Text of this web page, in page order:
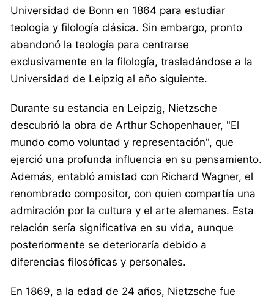
Universidad de Bonn en 1864 para estudiar
teología y filología clásica. Sin embargo, pronto
abandonó la teología para centrarse
exclusivamente en la filología, trasladándose a la
Universidad de Leipzig al año siguiente.
Durante su estancia en Leipzig, Nietzsche
descubrió la obra de Arthur Schopenhauer, "El
mundo como voluntad y representación", que
ejerció una profunda influencia en su pensamiento.
Además, entabló amistad con Richard Wagner, el
renombrado compositor, con quien compartía una
admiración por la cultura y el arte alemanes. Esta
relación sería significativa en su vida, aunque
posteriormente se deterioraría debido a
diferencias filosóficas y personales.
En 1869, a la edad de 24 años, Nietzsche fue